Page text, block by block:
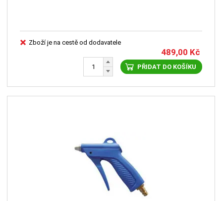
Zboží je na cestě od dodavatele
489,00 Kč
PŘIDAT DO KOŠÍKU